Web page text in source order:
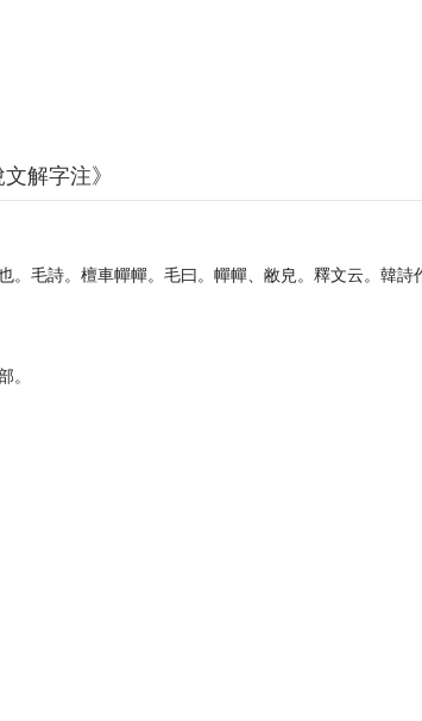
解字注》
。毛詩。檀車幝幝。毛曰。幝幝、敝皃。釋文云。韓詩作
。